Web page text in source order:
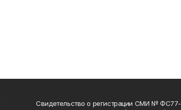
Свидетельство о регистрации СМИ № ФС77-